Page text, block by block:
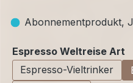
Abonnementprodukt,
Espresso Weltreise Art
Espresso-Vieltrinker